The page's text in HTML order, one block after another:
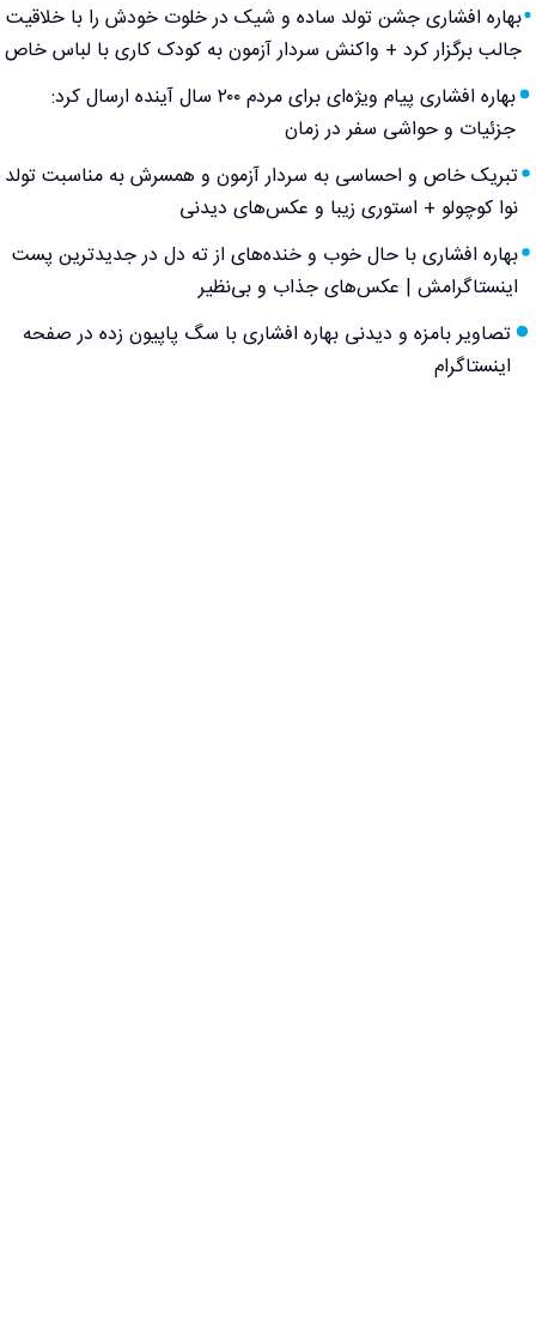
بهاره افشاری جشن تولد ساده و شیک در خلوت خودش را با خلاقیت
جالب برگزار کرد + واکنش سردار آزمون به کودک کاری با لباس خاص
بهاره افشاری پیام ویژه‌ای برای مردم ۲۰۰ سال آینده ارسال کرد:
جزئیات و حواشی سفر در زمان
تبریک خاص و احساسی به سردار آزمون و همسرش به مناسبت تولد
نوا کوچولو + استوری زیبا و عکس‌های دیدنی
بهاره افشاری با حال خوب و خنده‌های از ته دل در جدیدترین پست
اینستاگرامش | عکس‌های جذاب و بی‌نظیر
تصاویر بامزه و دیدنی بهاره افشاری با سگ پاپیون زده در صفحه
اینستاگرام